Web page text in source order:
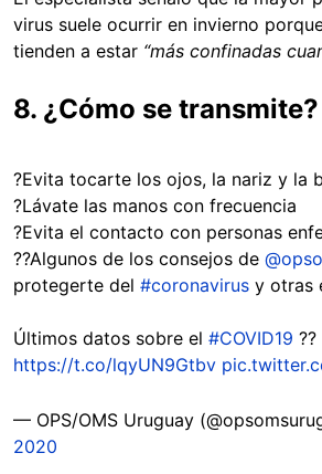
virus suele ocurrir en invierno
tienden a estar “más confinadas
8. ¿Cómo se transmite?
?Evita tocarte los ojos, la nariz y la
?Lávate las manos con frecuencia
?Evita el contacto con personas
??Algunos de los consejos de
protegerte del #coronavirus y otras
Últimos datos sobre el #COVID19 ??
https://t.co/lqyUN9Gtbv
— OPS/OMS Uruguay
2020